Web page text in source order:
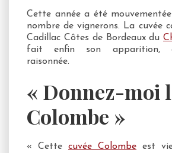
Cette année a été
nombre de vignerons. La cuvée
Cadillac Côtes de Bordeaux du
fait enfin son apparition,
raisonnée.
« Donnez-moi
Colombe »
« Cette cuvée Colombe est